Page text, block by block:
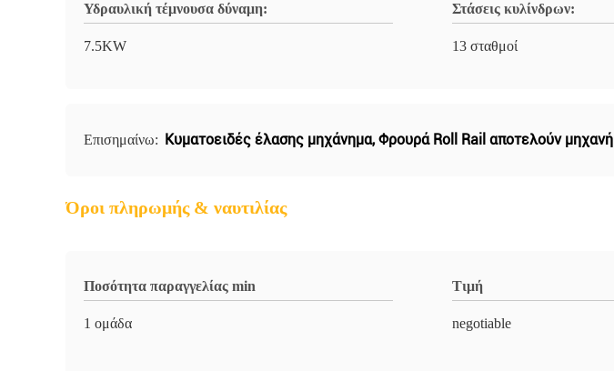
Υδραυλική τέμνουσα δύναμη:
7.5KW
Στάσεις κυλίνδρων:
13 σταθμοί
Επισημαίνω: Κυματοειδές έλασης μηχάνημα,Φρουρά Roll Rail αποτελούν μηχανή
Όροι πληρωμής & ναυτιλίας
Ποσότητα παραγγελίας min
1 ομάδα
Τιμή
negotiable